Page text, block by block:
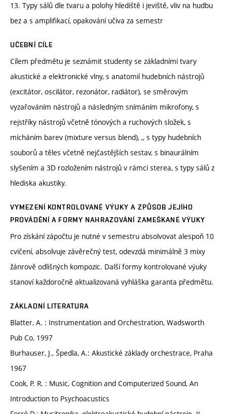
13. Typy sálů dle tvaru a polohy hlediště i jeviště, vliv na hudbu
bez a s amplifikací, opakování učiva za semestr
UČEBNÍ CÍLE
Cílem předmětu je seznámit studenty se základními tvary
akustické a elektronické vlny, s anatomií hudebních nástrojů
(excitátor, oscilátor, rezonátor, radiátor), se směrovým
vyzařováním nástrojů a následným snímáním mikrofony, s
rejstříky nástrojů včetně tónových a ruchových složek, s
mícháním barev (mixture versus blend), ,, s typy hudebních
souborů a těles včetně nejčastějších sestav, s binaurálním
slyšením a 3D rozložením nástrojů v rámci sterea, s typy sálů z
hlediska akustiky.
VYMEZENÍ KONTROLOVANÉ VÝUKY A ZPŮSOB JEJÍHO
PROVÁDĚNÍ A FORMY NAHRAZOVÁNÍ ZAMEŠKANÉ VÝUKY
Pro získání zápočtu je nutné v semestru absolvovat alespoň 10
cvičení, absolvuje závěrečný test, odevzdá minimálně 3 mixy
žánrově odlišných kompozic. Další formy kontrolované výuky
stanoví každoročně aktualizovaná vyhláška garanta předmětu.
ZÁKLADNÍ LITERATURA
Blatter, A. : Instrumentation and Orchestration, Wadsworth
Pub Co, 1997
Burhauser, J., Špedla, A.: Akustické základy orchestrace, Praha
1967
Cook, P. R. : Music, Cognition and Computerized Sound, An
Introduction to Psychoacustics